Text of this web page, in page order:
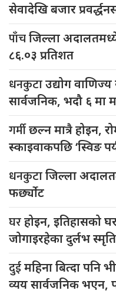
सेवादेखि बजार
पाँचजिल्ला
८६.०३ प्रतिशत
धनकुटाउद्योग
सार्वजनिक, भदौ ६ मा
गर्मीछल्न मात्रै होइन,
स्काइवाकपछि ‘स्विङ
धनकुटाजिल्ला
फर्छ्योट
घरहोइन, इतिहासको
जोगाइरहेका दुर्लभ
दुईमहिना बित्दा
व्यय सार्वजनिक भएन,